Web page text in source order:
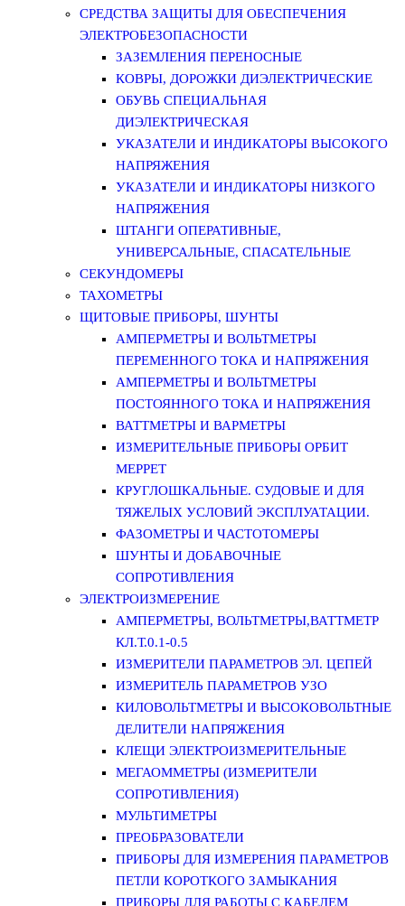
СРЕДСТВА ЗАЩИТЫ ДЛЯ ОБЕСПЕЧЕНИЯ
ЭЛЕКТРОБЕЗОПАСНОСТИ
ЗАЗЕМЛЕНИЯ ПЕРЕНОСНЫЕ
КОВРЫ, ДОРОЖКИ ДИЭЛЕКТРИЧЕСКИЕ
ОБУВЬ СПЕЦИАЛЬНАЯ
ДИЭЛЕКТРИЧЕСКАЯ
УКАЗАТЕЛИ И ИНДИКАТОРЫ ВЫСОКОГО
НАПРЯЖЕНИЯ
УКАЗАТЕЛИ И ИНДИКАТОРЫ НИЗКОГО
НАПРЯЖЕНИЯ
ШТАНГИ ОПЕРАТИВНЫЕ,
УНИВЕРСАЛЬНЫЕ, СПАСАТЕЛЬНЫЕ
СЕКУНДОМЕРЫ
ТАХОМЕТРЫ
ЩИТОВЫЕ ПРИБОРЫ, ШУНТЫ
АМПЕРМЕТРЫ И ВОЛЬТМЕТРЫ
ПЕРЕМЕННОГО ТОКА И НАПРЯЖЕНИЯ
АМПЕРМЕТРЫ И ВОЛЬТМЕТРЫ
ПОСТОЯННОГО ТОКА И НАПРЯЖЕНИЯ
ВАТТМЕТРЫ И ВАРМЕТРЫ
ИЗМЕРИТЕЛЬНЫЕ ПРИБОРЫ ОРБИТ
МЕРРЕТ
КРУГЛОШКАЛЬНЫЕ. СУДОВЫЕ И ДЛЯ
ТЯЖЕЛЫХ УСЛОВИЙ ЭКСПЛУАТАЦИИ.
ФАЗОМЕТРЫ И ЧАСТОТОМЕРЫ
ШУНТЫ И ДОБАВОЧНЫЕ
СОПРОТИВЛЕНИЯ
ЭЛЕКТРОИЗМЕРЕНИЕ
АМПЕРМЕТРЫ, ВОЛЬТМЕТРЫ,ВАТТМЕТР
КЛ.Т.0.1-0.5
ИЗМЕРИТЕЛИ ПАРАМЕТРОВ ЭЛ. ЦЕПЕЙ
ИЗМЕРИТЕЛЬ ПАРАМЕТРОВ УЗО
КИЛОВОЛЬТМЕТРЫ И ВЫСОКОВОЛЬТНЫЕ
ДЕЛИТЕЛИ НАПРЯЖЕНИЯ
КЛЕЩИ ЭЛЕКТРОИЗМЕРИТЕЛЬНЫЕ
МЕГАОММЕТРЫ (ИЗМЕРИТЕЛИ
СОПРОТИВЛЕНИЯ)
МУЛЬТИМЕТРЫ
ПРЕОБРАЗОВАТЕЛИ
ПРИБОРЫ ДЛЯ ИЗМЕРЕНИЯ ПАРАМЕТРОВ
ПЕТЛИ КОРОТКОГО ЗАМЫКАНИЯ
ПРИБОРЫ ДЛЯ РАБОТЫ С КАБЕЛЕМ